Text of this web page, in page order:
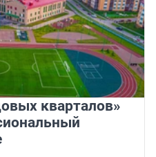
кварталов»